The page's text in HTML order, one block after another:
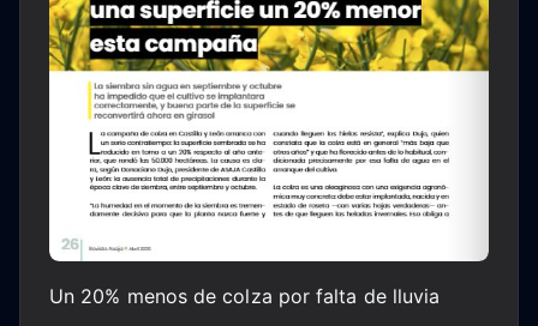
Un 20% menos de colza por falta de lluvia